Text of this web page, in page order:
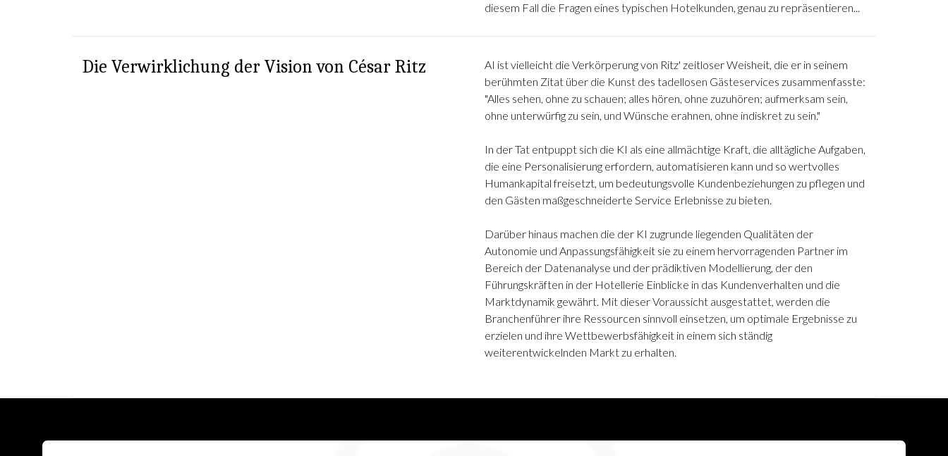
diesem Fall die Fragen eines typischen Hotelkunden, genau zu repräsentieren...
Die Verwirklichung der Vision von César Ritz
AI ist vielleicht die Verkörperung von Ritz' zeitloser Weisheit, die er in seinem
berühmten Zitat über die Kunst des tadellosen Gästeservices zusammenfasste:
"Alles sehen, ohne zu schauen; alles hören, ohne zuzuhören; aufmerksam sein,
ohne unterwürfig zu sein, und Wünsche erahnen, ohne indiskret zu sein."
In der Tat entpuppt sich die KI als eine allmächtige Kraft, die alltägliche Aufgaben,
die eine Personalisierung erfordern, automatisieren kann und so wertvolles
Humankapital freisetzt, um bedeutungsvolle Kundenbeziehungen zu pflegen und
den Gästen maßgeschneiderte Service Erlebnisse zu bieten.
Darüber hinaus machen die der KI zugrunde liegenden Qualitäten der
Autonomie und Anpassungsfähigkeit sie zu einem hervorragenden Partner im
Bereich der Datenanalyse und der prädiktiven Modellierung, der den
Führungskräften in der Hotellerie Einblicke in das Kundenverhalten und die
Marktdynamik gewährt. Mit dieser Voraussicht ausgestattet, werden die
Branchenführer ihre Ressourcen sinnvoll einsetzen, um optimale Ergebnisse zu
erzielen und ihre Wettbewerbsfähigkeit in einem sich ständig
weiterentwickelnden Markt zu erhalten.